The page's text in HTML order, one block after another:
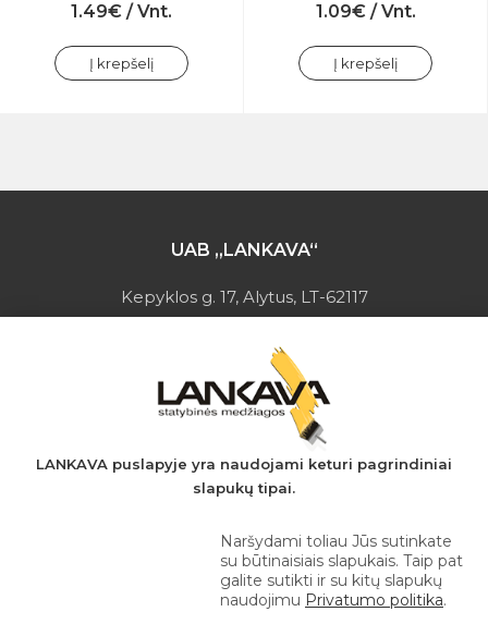
1.49€ / Vnt.
Į krepšelį
1.09€ / Vnt.
Į krepšelį
UAB „LANKAVA“
Kepyklos g. 17, Alytus, LT-62117
Įmonės kodas: 149728275
PVM mokėtojo kodas: LT497282716
A.s.: LT037044060001923651
AB SEB bankas
+370 610 42 222
LANKAVA puslapyje yra naudojami keturi pagrindiniai
slapukų tipai.
Naršydami toliau Jūs sutinkate
su būtinaisiais slapukais. Taip pat
galite sutikti ir su kitų slapukų
naudojimu Privatumo politika.